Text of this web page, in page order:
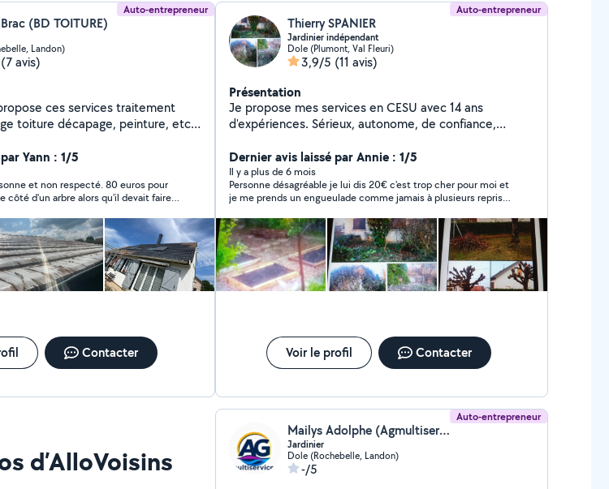
Auto-entrepreneur
(BD TOITURE)
Landon)
(7 avis)
ces services traitement
toiture décapage, peinture, etc
Yann : 1/5
et non respecté. 80 euros pour
côté d'un arbre alors qu'il devait faire
personne et j'en suis vraiment
Contacter
Auto-entrepreneur
Thierry SPANIER
Jardinier indépendant
Dole (Plumont, Val Fleuri)
3,9/5 (11 avis)
Présentation
Je propose mes services en CESU avec 14 ans
d'expériences. Sérieux, autonome, de confiance,
pouvant me déplacer. Je possède mon propre
matériel. Je peux aussi faire du bûcheronnage, des
débarras, évacuation des déchets verts et de gravas.
Je peux m'occuper de votre jardin pendant votre
absence (vacances, santé) Ne loue pas son matériel
Dernier avis laissé par Annie : 1/5
Il y a plus de 6 mois
Personne désagréable je lui dis 20€ c'est trop cher pour moi et
je me prends un engueulade comme jamais à plusieurs reprises
Voir le profil Contacter
d’AlloVoisins
Auto-entrepreneur
Mailys Adolphe (Agmultiservices39)
Jardinier
Dole (Rochebelle, Landon)
-/5